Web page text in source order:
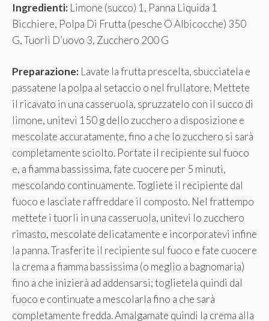
Ingredienti: Limone (succo) 1, Panna Liquida 1
Bicchiere, Polpa Di Frutta (pesche O Albicocche) 350
G, Tuorli D’uovo 3, Zucchero 200 G
Preparazione: Lavate la frutta prescelta, sbucciatela e
passatene la polpa al setaccio o nel frullatore. Mettete
il ricavato in una casseruola, spruzzatelo con il succo di
limone, unitevi 150 g dello zucchero a disposizione e
mescolate accuratamente, fino a che lo zucchero si sarà
completamente sciolto. Portate il recipiente sul fuoco
e, a fiamma bassissima, fate cuocere per 5 minuti,
mescolando continuamente. Togliete il recipiente dal
fuoco e lasciate raffreddare il composto. Nel frattempo
mettete i tuorli in una casseruola, unitevi lo zucchero
rimasto, mescolate delicatamente e incorporatevi infine
la panna. Trasferite il recipiente sul fuoco e fate cuocere
la crema a fiamma bassissima (o meglio a bagnomaria)
fino a che inizierà ad addensarsi; toglietela quindi dal
fuoco e continuate a mescolarla fino a che sarà
completamente fredda. Amalgamate quindi la crema alla